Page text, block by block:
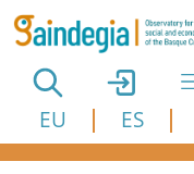
Skip to main content
EU ES